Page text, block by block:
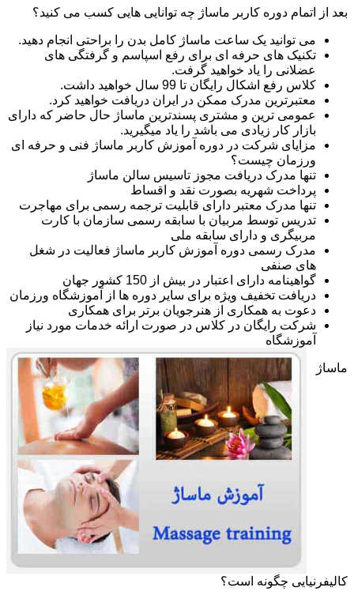
بعد از اتمام دوره کاربر ماساژ چه توانایی هایی کسب می کنید؟
می توانید یک ساعت ماساژ کامل بدن را براحتی انجام دهید.
تکنیک های حرفه ای برای رفع اسپاسم و گرفتگی های
عضلانی را یاد خواهید گرفت.
کلاس رفع اشکال رایگان تا 99 سال خواهید داشت.
معتبرترین مدرک ممکن در ایران دریافت خواهید کرد.
عمومی ترین و مشتری پسندترین ماساژ حال حاضر که دارای
بازار کار زیادی می باشد را یاد میگیرید.
مزایای شرکت در دوره آموزش کاربر ماساژ فنی و حرفه ای
ورزمان چیست؟
تنها مدرک دریافت مجوز تاسیس سالن ماساژ
پرداخت شهریه بصورت نقد و اقساط
تنها مدرک معتبر دارای قابلیت ترجمه رسمی برای مهاجرت
تدریس توسط مربیان با سابقه رسمی سازمان با کارت
مربیگری و دارای سابقه ملی
مدرک رسمی دوره آموزش کاربر ماساژ فعالیت در شغل
های صنفی
گواهینامه دارای اعتبار در بیش از 150 کشور جهان
دریافت تخفیف ویژه برای سایر دوره ها از آموزشگاه ورزمان
دعوت به همکاری از هنرجویان برتر برای همکاری
شرکت رایگان در کلاس در صورت ارائه خدمات مورد نیاز
آموزشگاه
ماساژ
کالیفرنیایی چگونه است؟